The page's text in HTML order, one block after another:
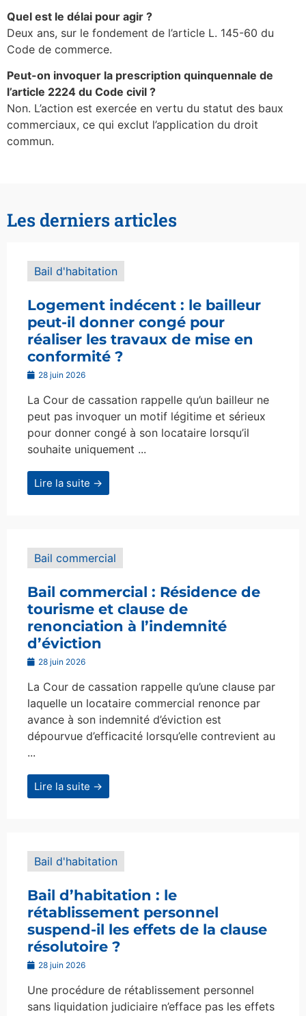
Quel est le délai pour agir ?
Deux ans, sur le fondement de l’article L. 145-60 du
Code de commerce.
Peut-on invoquer la prescription quinquennale de
l’article 2224 du Code civil ?
Non. L’action est exercée en vertu du statut des baux
commerciaux, ce qui exclut l’application du droit
commun.
Les derniers articles
Bail d'habitation
Logement indécent : le bailleur
peut-il donner congé pour
réaliser les travaux de mise en
conformité ?
28 juin 2026
La Cour de cassation rappelle qu’un bailleur ne
peut pas invoquer un motif légitime et sérieux
pour donner congé à son locataire lorsqu’il
souhaite uniquement ...
Lire la suite →
Bail commercial
Bail commercial : Résidence de
tourisme et clause de
renonciation à l’indemnité
d’éviction
28 juin 2026
La Cour de cassation rappelle qu’une clause par
laquelle un locataire commercial renonce par
avance à son indemnité d’éviction est
dépourvue d’efficacité lorsqu’elle contrevient au
...
Lire la suite →
Bail d'habitation
Bail d’habitation : le
rétablissement personnel
suspend-il les effets de la clause
résolutoire ?
28 juin 2026
Une procédure de rétablissement personnel
sans liquidation judiciaire n’efface pas les effets